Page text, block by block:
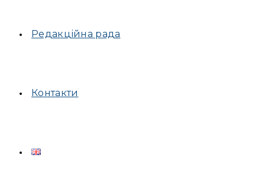
Редакційна рада
Контакти